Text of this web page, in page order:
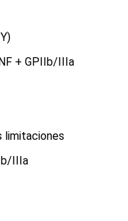
+ GPIIb/IIIa
limitaciones
IIIa